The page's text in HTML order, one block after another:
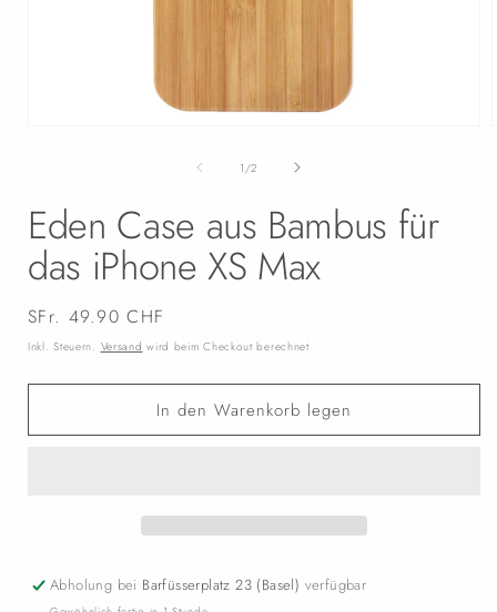
1 /von
2
Eden Case aus Bambus für
das iPhone XS Max
Normaler
Preis
SFr. 49.90 CHF
Inkl. Steuern. Versand wird beim Checkout berechnet
In den Warenkorb legen
Abholung bei Barfüsserplatz 23 (Basel) verfügbar